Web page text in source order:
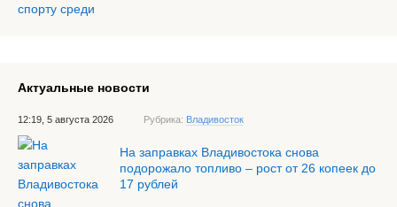
Актуальные новости
12:19, 5 августа 2026 Рубрика: Владивосток
На заправках Владивостока снова
подорожало топливо – рост от 26 копеек до
17 рублей